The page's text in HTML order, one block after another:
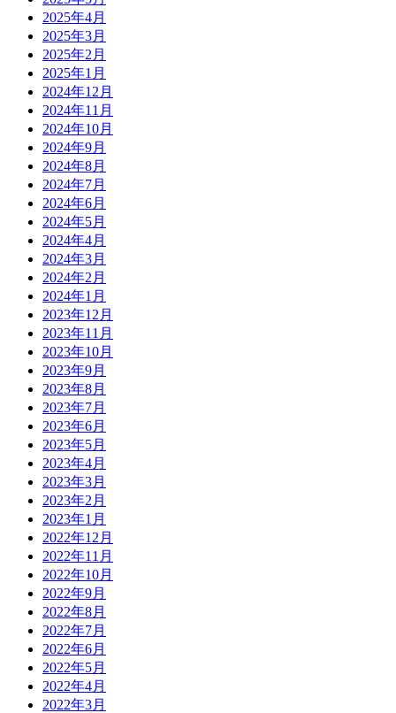
2025年4月
2025年3月
2025年2月
2025年1月
2024年12月
2024年11月
2024年10月
2024年9月
2024年8月
2024年7月
2024年6月
2024年5月
2024年4月
2024年3月
2024年2月
2024年1月
2023年12月
2023年11月
2023年10月
2023年9月
2023年8月
2023年7月
2023年6月
2023年5月
2023年4月
2023年3月
2023年2月
2023年1月
2022年12月
2022年11月
2022年10月
2022年9月
2022年8月
2022年7月
2022年6月
2022年5月
2022年4月
2022年3月